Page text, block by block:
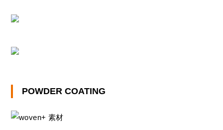
POWDER COATING